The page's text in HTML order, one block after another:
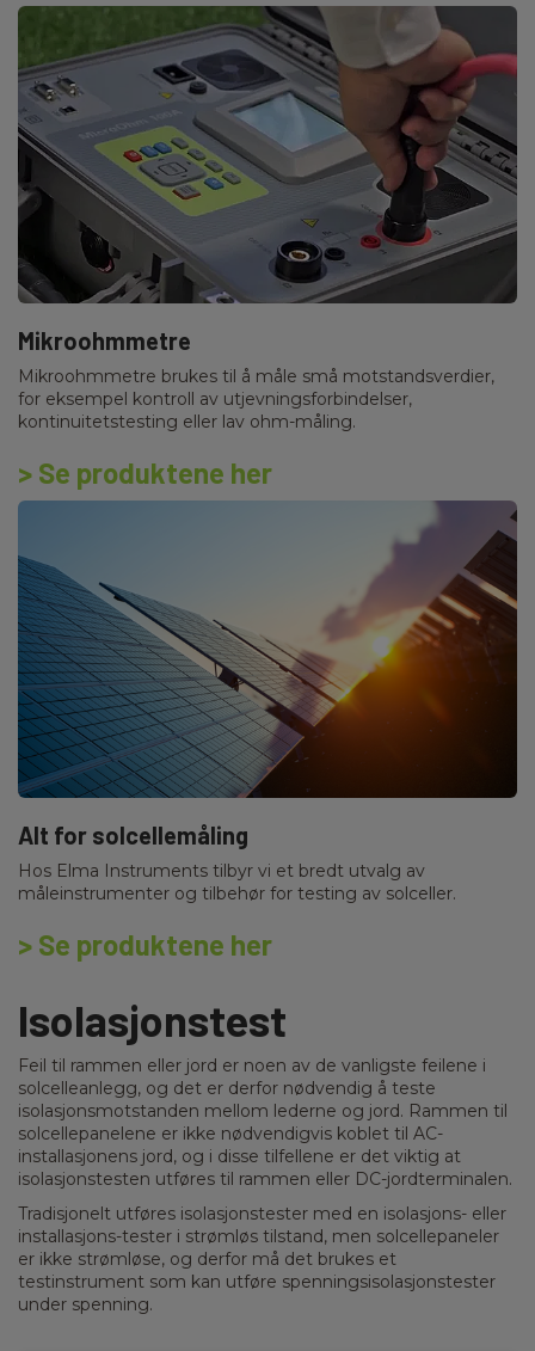
Mikroohmmetre
Mikroohmmetre brukes til å måle små motstandsverdier,
for eksempel kontroll av utjevningsforbindelser,
kontinuitetstesting eller lav ohm-måling.
> Se produktene her
Alt for solcellemåling
Hos Elma Instruments tilbyr vi et bredt utvalg av
måleinstrumenter og tilbehør for testing av solceller.
> Se produktene her
Isolasjonstest
Feil til rammen eller jord er noen av de vanligste feilene i
solcelleanlegg, og det er derfor nødvendig å teste
isolasjonsmotstanden mellom lederne og jord. Rammen til
solcellepanelene er ikke nødvendigvis koblet til AC-
installasjonens jord, og i disse tilfellene er det viktig at
isolasjonstesten utføres til rammen eller DC-jordterminalen.
Tradisjonelt utføres isolasjonstester med en isolasjons- eller
installasjons-tester i strømløs tilstand, men solcellepaneler
er ikke strømløse, og derfor må det brukes et
testinstrument som kan utføre spenningsisolasjonstester
under spenning.